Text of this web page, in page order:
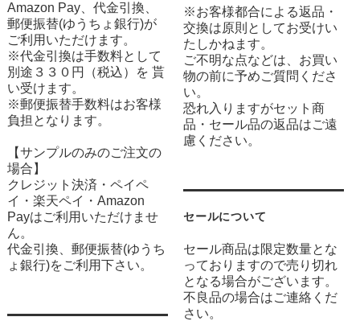
Amazon Pay、代金引換、
郵便振替(ゆうちょ銀行)が
ご利用いただけます。
※代金引換は手数料として
別途３３０円（税込）を 貰
い受けます。
※郵便振替手数料はお客様
負担となります。
【サンプルのみのご注文の
場合】
クレジット決済・ペイペ
イ・楽天ペイ・Amazon
Payはご利用いただけませ
ん。
代金引換、郵便振替(ゆうち
ょ銀行)をご利用下さい。
※お客様都合による返品・
交換は原則としてお受けい
たしかねます。
ご不明な点などは、お買い
物の前に予めご質問くださ
い。
恐れ入りますがセット商
品・セール品の返品はご遠
慮ください。
セールについて
セール商品は限定数量とな
っておりますので売り切れ
となる場合がございます。
不良品の場合はご連絡くだ
さい。